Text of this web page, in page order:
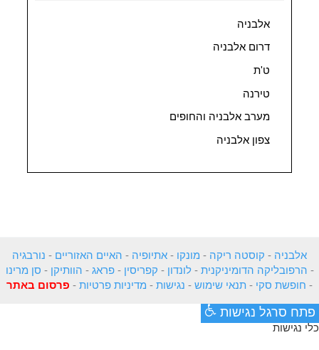
אלבניה
דרום אלבניה
ט'ת
טירנה
מערב אלבניה והחופים
צפון אלבניה
אלבניה - קוסטה ריקה - מונקו - אתיופיה - האיים האזוריים - נורבגיה
- הרפובליקה הדומיניקנית -לונדון - קפריסין -פראג - הוותיקן - סן מרינו
- חופשת סקי - תנאי שימוש - נגישות - מדיניות פרטיות - פרסום באתר
פתח סרגל נגישות
כלי נגישות